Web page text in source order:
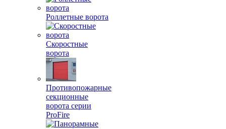
Роллетные ворота
Скоростные
ворота
Противопожарные
секционные
ворота серии
ProFire